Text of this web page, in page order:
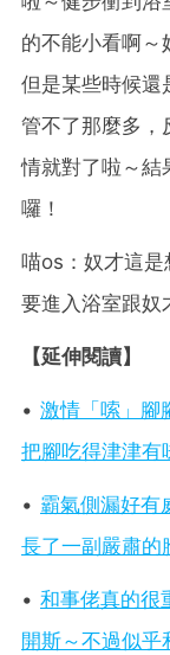
的不能小看啊～
但是某些時候還
管不了那麼多，
情就對了啦～結
囉！
喵os：奴才這
要進入浴室跟奴
【延伸閱讀】
• 激情「嗦」腳
把腳吃得津津有
• 霸氣側漏好有
長了一副嚴肅的
• 和事佬真的很
開斯～不過似乎